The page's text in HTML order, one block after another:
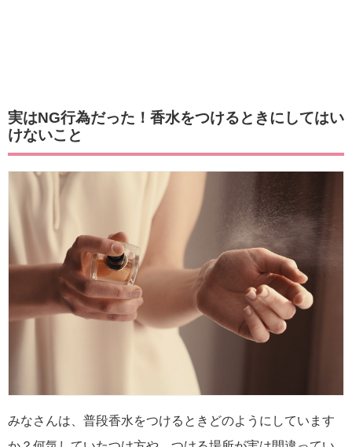
実はNG行為だった！香水をつけるときにしてはい
けないこと
みなさんは、普段香水をつけるときどのようにしています